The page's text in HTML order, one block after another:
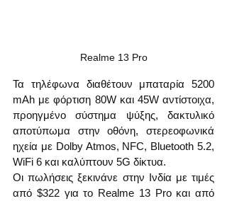
Realme 13 Pro
Τα τηλέφωνα διαθέτουν μπαταρία 5200
mAh με φόρτιση 80W και 45W αντίστοιχα,
προηγμένο σύστημα ψύξης, δακτυλικό
αποτύπωμα στην οθόνη, στερεοφωνικά
ηχεία με Dolby Atmos, NFC, Bluetooth 5.2,
WiFi 6 και καλύπτουν 5G δίκτυα.
Οι πωλήσεις ξεκινάνε στην Ινδία με τιμές
από $322 για το Realme 13 Pro και από